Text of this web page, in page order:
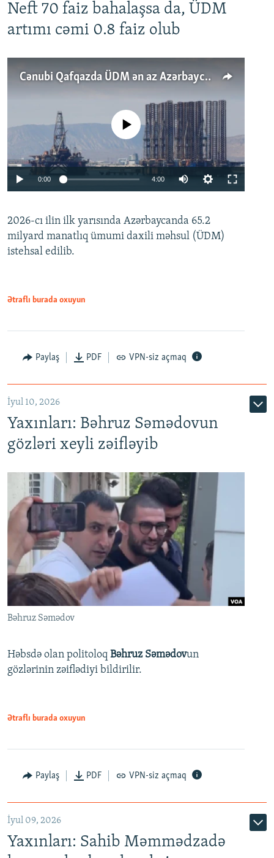
Neft 70 faiz bahalaşsa da, ÜDM
artımı cəmi 0.8 faiz olub
Cənubi Qafqazda ÜDM ən az Azərbaycanda artır: Qonşuları niyə Bakını qabaqlaya bilir?
Auto 240p 360p 480p
No media source currently available
0:00 4:00
360p
480p
2026-cı ilin ilk yarısında Azərbaycanda 65.2
milyard manatlıq ümumi daxili məhsul (ÜDM)
istehsal edilib.
Ətraflı burada oxuyun
Paylaş PDF VPN-siz açmaq
İyul 10, 2026
Yaxınları: Bəhruz Səmədovun
gözləri xeyli zəifləyib
Bəhruz Səmədov
Həbsdə olan politoloq Bəhruz Səmədovun
gözlərinin zəiflədiyi bildirilir.
Ətraflı burada oxuyun
Paylaş PDF VPN-siz açmaq
İyul 09, 2026
Yaxınları: Sahib Məmmədzadə